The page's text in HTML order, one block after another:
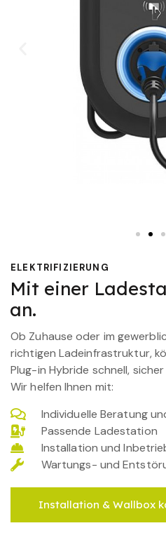
ELEKTRIFIZIERUNG
Mit einer
an.
Ob Zuhause oder im
richtigen Ladeinfrastruktur,
Plug-in Hybride schnell,
Wir helfen Ihnen mit:
Individuelle Beratung
Passende Ladestation
Installation und
Wartungs- und
Installation & Wallbox